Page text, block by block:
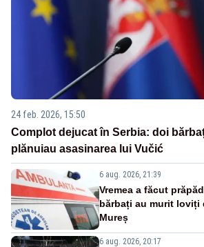
24 feb. 2026, 15:50
Complot dejucat în Serbia: doi
plănuiau asasinarea lui Vučić
6 aug. 2026, 21:39
Vremea a făcut
bărbați au murit loviți
Mureș
6 aug. 2026, 20:17